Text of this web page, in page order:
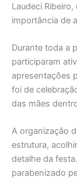
Laudeci
importância de
Durante toda a
participaram
apresentações
foi de
das mães
A organização
estrutura,
detalhe da
parabenizado